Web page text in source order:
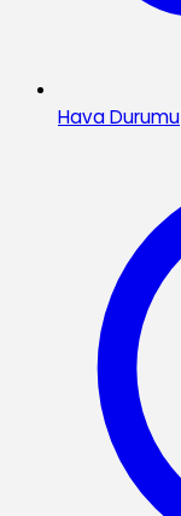
Hava Durumu